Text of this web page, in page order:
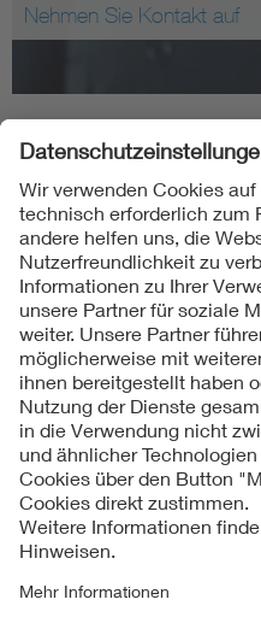
Nehmen Sie Kontakt auf
Folgen Sie uns
Kontakt
Impressum
Datenschutzinformationen
Cookie Hinweise
Compliance